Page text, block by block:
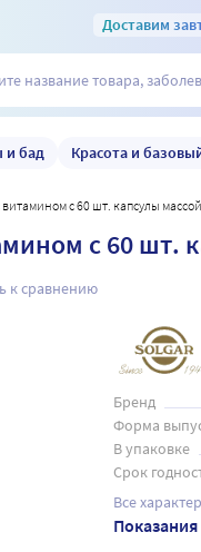
Доставим
и бад Красота и
с 60 шт. капсулы
с 60 шт.
к сравнению
Бренд
Форма
В упаковке
Срок
Все
Показания